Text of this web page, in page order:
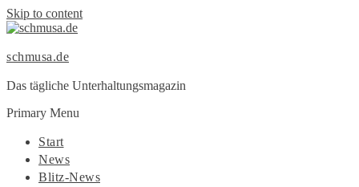
Skip to content
schmusa.de
Das tägliche Unterhaltungsmagazin
Primary Menu
Start
News
Blitz-News